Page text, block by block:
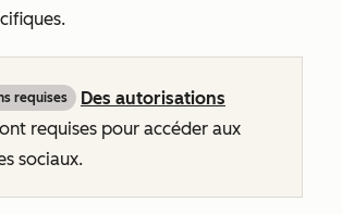
requises
Des autorisations
requises pour accéder aux
sociaux.